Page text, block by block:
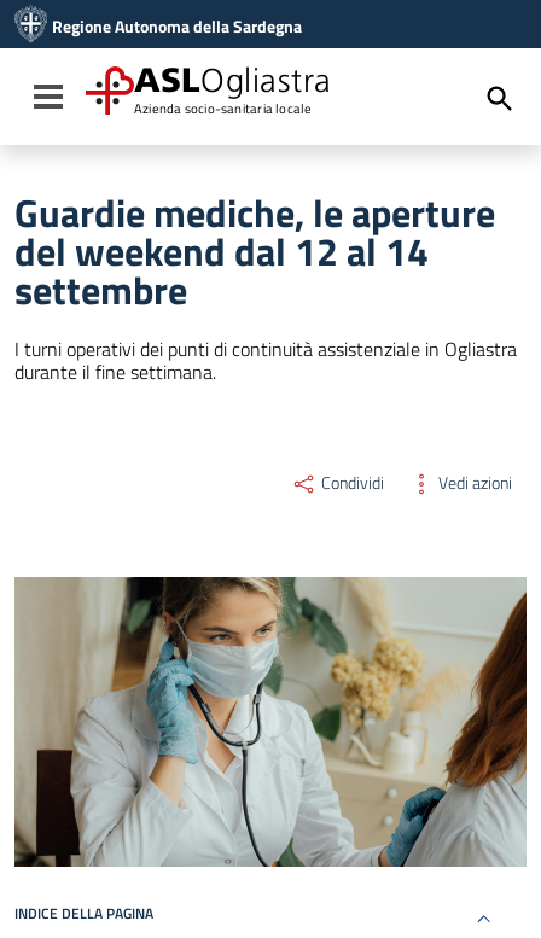
Vai al menu di navigazione
Vai al footer
Regione Autonoma della Sardegna
Toggle navigation
ASLOgliastra
Azienda socio-sanitaria locale
Guardie mediche, le aperture
del weekend dal 12 al 14
settembre
I turni operativi dei punti di continuità assistenziale in Ogliastra
durante il fine settimana.
Condividi Vedi azioni
INDICE DELLA PAGINA